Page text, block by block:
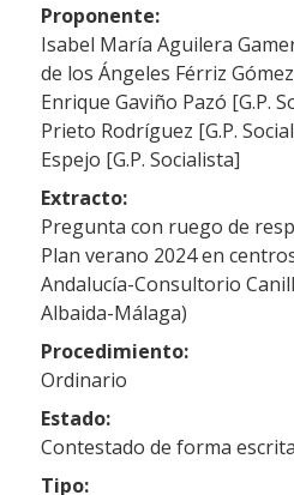
Proponente:
Isabel María Aguilera
de los Ángeles Férriz
Enrique Gaviño Pazó [G.P.
Prieto Rodríguez [G.P.
Espejo [G.P. Socialista]
Extracto:
Pregunta con ruego de
Plan verano 2024 en
Andalucía-Consultorio
Albaida-Málaga)
Procedimiento:
Ordinario
Estado:
Contestado de forma escrita
Tipo: